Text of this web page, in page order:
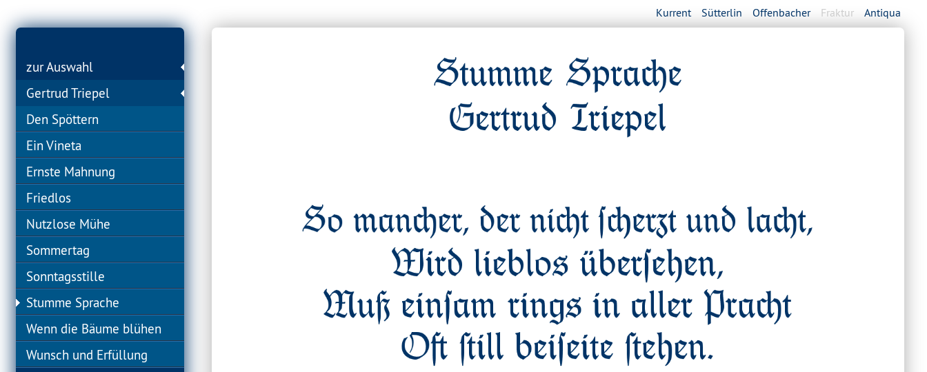
Kurrent Sütterlin Offenbacher Fraktur Antiqua
zur Auswahl
Gertrud Triepel
Den Spöttern
Ein Vineta
Ernste Mahnung
Friedlos
Nutzlose Mühe
Sommertag
Sonntagsstille
Stumme Sprache
Wenn die Bäume blühen
Wunsch und Erfüllung